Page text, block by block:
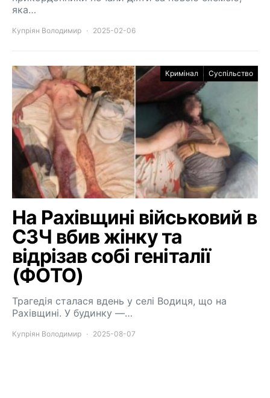
яка…
Купріян Володимир 2025-02-06
Кримінал Суспільство
На Рахівщині військовий в
СЗЧ вбив жінку та
відрізав собі геніталії
(ФОТО)
Трагедія сталася вдень у селі Водиця, що на
Рахівщині. У будинку —…
Купріян Володимир 2025-08-07